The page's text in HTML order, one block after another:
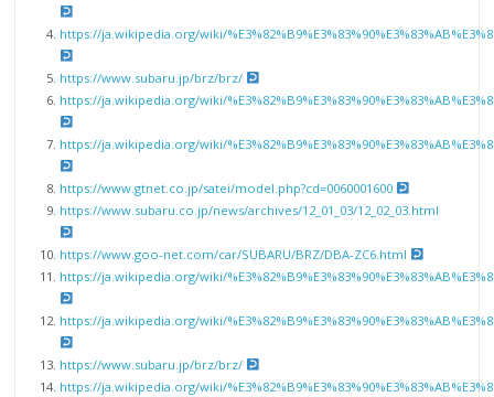
https://ja.wikipedia.org/wiki/
https://www.subaru.jp/brz/brz/
https://ja.wikipedia.org/wiki/
https://ja.wikipedia.org/wiki/
https://www.gtnet.co.jp/satei/model.php?cd=0060001600
https://www.subaru.co.jp/news/archives/12_01_03/12_02_03.html
https://www.goo-net.com/car/SUBARU/BRZ/DBA-ZC6.html
https://ja.wikipedia.org/wiki/
https://ja.wikipedia.org/wiki/
https://www.subaru.jp/brz/brz/
https://ja.wikipedia.org/wiki/